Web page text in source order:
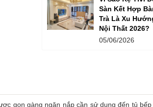
Sàn Kết Hợp
Trà Là Xu
Nội Thất 2026?
05/06/2026
gọn gàng ngăn nắp cần sử dụng đến tủ